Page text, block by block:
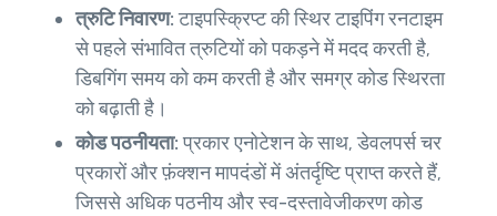
त्रुटि निवारण:टाइपस्क्रिप्ट की स्थिर टाइपिंग रनटाइम
से पहले संभावित त्रुटियों को पकड़ने में मदद करती है,
डिबगिंग समय को कम करती है और समग्र कोड स्थिरता
को बढ़ाती है।
कोड पठनीयता:प्रकार एनोटेशन के साथ, डेवलपर्स चर
प्रकारों और फ़ंक्शन मापदंडों में अंतर्दृष्टि प्राप्त करते हैं,
जिससे अधिक पठनीय और स्व-दस्तावेजीकरण कोड